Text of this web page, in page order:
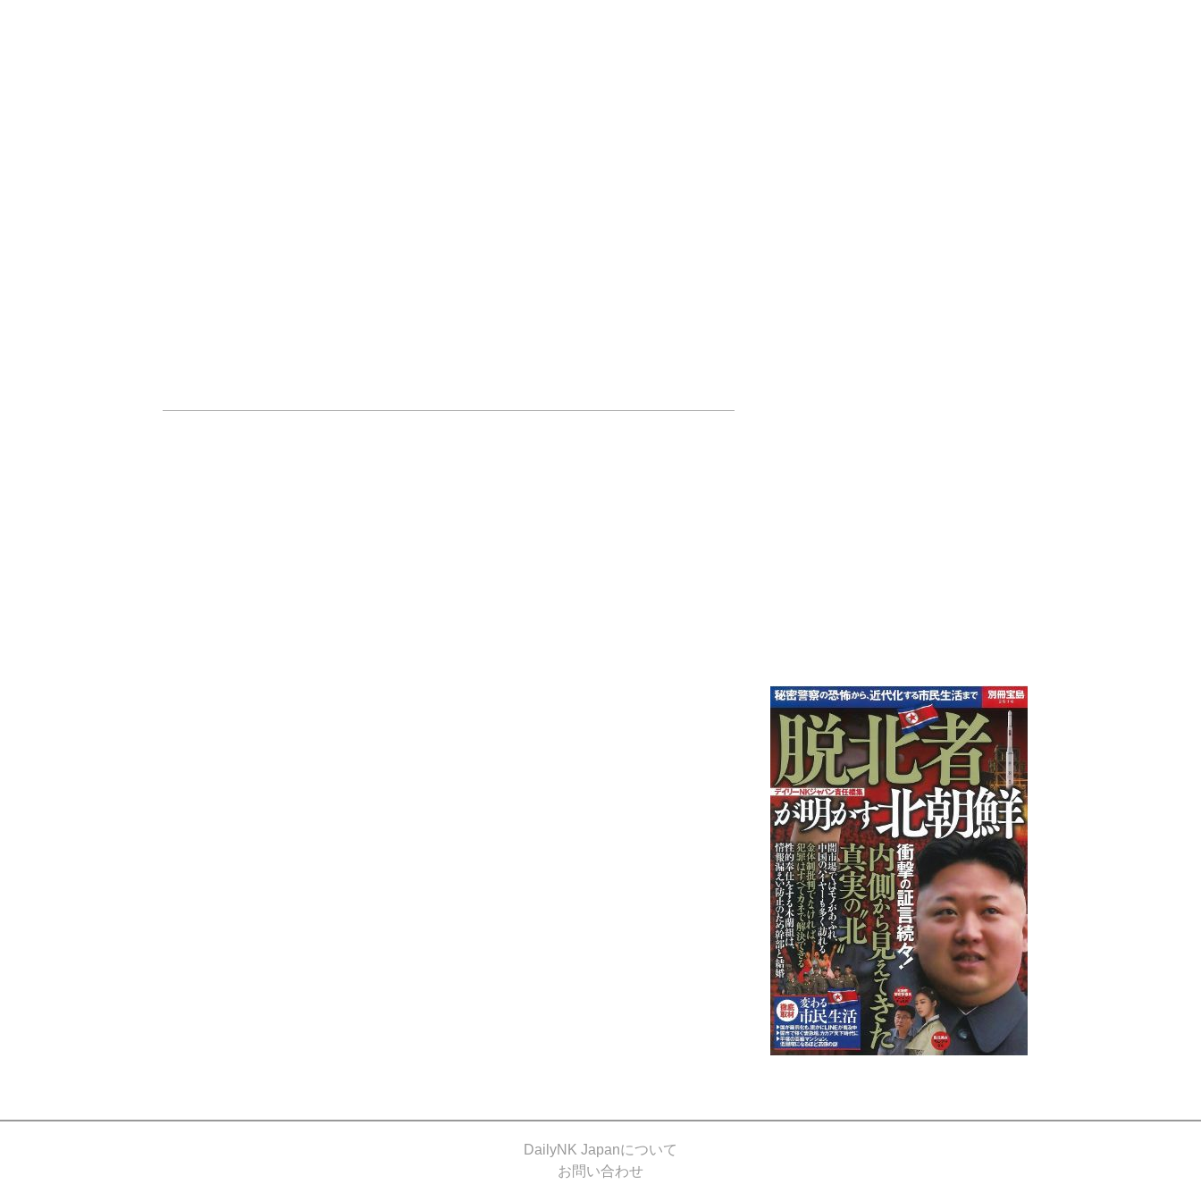
DailyNK Japanについて
お問い合わせ